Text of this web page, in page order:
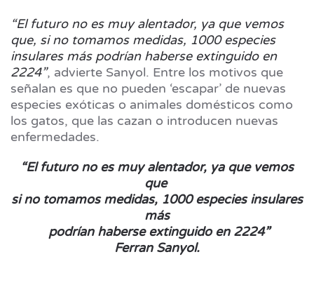
“El futuro no es muy alentador, ya que vemos
que, si no tomamos medidas, 1000 especies
insulares más podrían haberse extinguido en
2224”, advierte Sanyol. Entre los motivos que
señalan es que no pueden ‘escapar’ de nuevas
especies exóticas o animales domésticos como
los gatos, que las cazan o introducen nuevas
enfermedades.
“El futuro no es muy alentador, ya que vemos
que
si no tomamos medidas, 1000 especies insulares
más
podrían haberse extinguido en 2224”
Ferran Sanyol.